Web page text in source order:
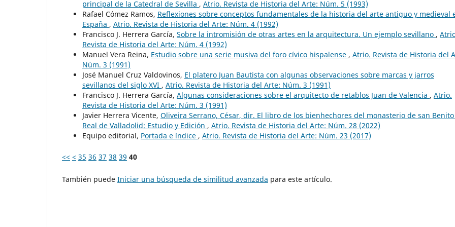
principal de la Catedral de Sevilla , Atrio. Revista de Historia del Arte: Núm. 5 (1993)
Rafael Cómez Ramos, Reflexiones sobre conceptos fundamentales de la historia del arte antiguo y medieval
España , Atrio. Revista de Historia del Arte: Núm. 4 (1992)
Francisco J. Herrera García, Sobre la intromisión de otras artes en la arquitectura. Un ejemplo sevillano ,
Revista de Historia del Arte: Núm. 4 (1992)
Manuel Vera Reina, Estudio sobre una serie musiva del foro cívico hispalense , Atrio. Revista de Historia del
Núm. 3 (1991)
José Manuel Cruz Valdovinos, El platero Juan Bautista con algunas observaciones sobre marcas y jarros
sevillanos del siglo XVI , Atrio. Revista de Historia del Arte: Núm. 3 (1991)
Francisco J. Herrera García, Algunas consideraciones sobre el arquitecto de retablos Juan de Valencia , Atrio.
Revista de Historia del Arte: Núm. 3 (1991)
Javier Herrera Vicente, Oliveira Serrano, César, dir. El libro de los bienhechores del monasterio de san
Real de Valladolid: Estudio y Edición , Atrio. Revista de Historia del Arte: Núm. 28 (2022)
Equipo editorial, Portada e índice , Atrio. Revista de Historia del Arte: Núm. 23 (2017)
<< < 35 36 37 38 39 40
También puede Iniciar una búsqueda de similitud avanzada para este artículo.